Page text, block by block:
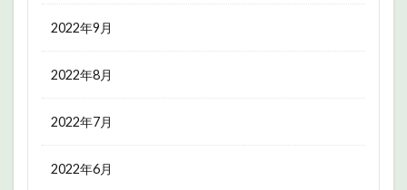
2022年9月
2022年8月
2022年7月
2022年6月